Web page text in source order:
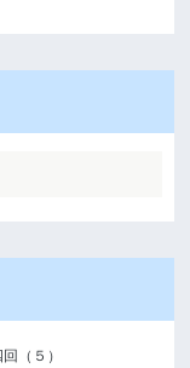
（５）